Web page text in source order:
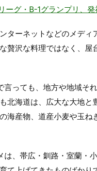
ーグ・B-1グランプリ、
ターネットなどのメデ
贅沢な料理ではなく、
言っても、地方や地域そ
北海道は、広大な大地
海産物、道産小麦や玉
は、帯広・釧路・室蘭・